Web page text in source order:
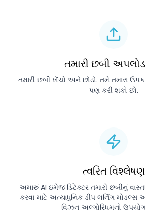
તમારી છબી
તમારી છબી ખેંચો અને છોડો. તમે તમારા
પણ કરી શકો છો.
ત્વરિત વિશ્લેષણ
અમારું AI ઇમેજ ડિટેક્ટર તમારી છબીનું
કરવા માટે અત્યાધુનિક ડીપ લર્નિંગ
વિઝન અલ્ગોરિધમનો